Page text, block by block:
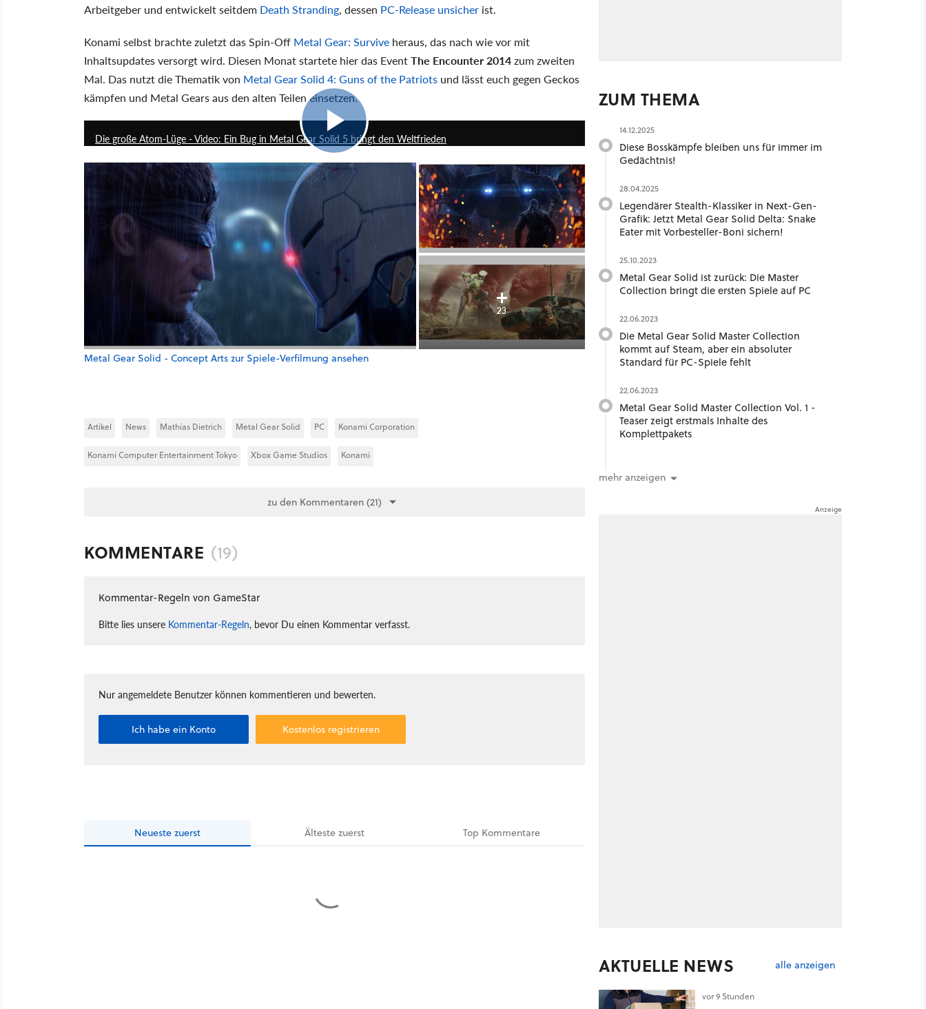
Arbeitgeber und entwickelt seitdem Death Stranding, dessen PC-Release unsicher ist.
Konami selbst brachte zuletzt das Spin-Off Metal Gear: Survive heraus, das nach wie vor mit
Inhaltsupdates versorgt wird. Diesen Monat startete hier das EventThe Encounter 2014zum zweiten
Mal. Das nutzt die Thematik von Metal Gear Solid 4: Guns of the Patriots und lässt euch gegen Geckos
kämpfen und Metal Gears aus den alten Teilen einsetzen.
Die große Atom-Lüge - Video: Ein Bug in Metal Gear Solid 5 bringt den Weltfrieden
23
Metal Gear Solid - Concept Arts zur Spiele-Verfilmung ansehen
Artikel News Mathias Dietrich Metal Gear Solid PC Konami Corporation
Konami Computer Entertainment Tokyo Xbox Game Studios Konami
zu den Kommentaren (21)
KOMMENTARE (19)
Kommentar-Regeln von GameStar
Bitte lies unsere Kommentar-Regeln, bevor Du einen Kommentar verfasst.
Nur angemeldete Benutzer können kommentieren und bewerten.
Ich habe ein Konto Kostenlos registrieren
Neueste zuerst Ältestezuerst Top Kommentare
ZUM THEMA
14.12.2025
Diese Bosskämpfe bleiben uns für immer im
Gedächtnis!
28.04.2025
Legendärer Stealth-Klassiker in Next-Gen-
Grafik: Jetzt Metal Gear Solid Delta: Snake
Eater mit Vorbesteller-Boni sichern!
25.10.2023
Metal Gear Solid ist zurück: Die Master
Collection bringt die ersten Spiele auf PC
22.06.2023
Die Metal Gear Solid Master Collection
kommt auf Steam, aber ein absoluter
Standard für PC-Spiele fehlt
22.06.2023
Metal Gear Solid Master Collection Vol. 1 -
Teaser zeigt erstmals Inhalte des
Komplettpakets
mehr anzeigen
AKTUELLE NEWS alle anzeigen
vor 9 Stunden